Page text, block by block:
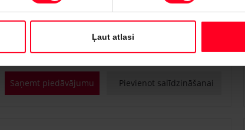
Ļaut atlasi
Professional 1.5 D-4D M/T (Priekšējā piedziņa) (75 kW)
Sākot no € 22 700 € 25 150
Manuālā
75 kW
Saņemt piedāvājumu Pievienot salīdzināšanai